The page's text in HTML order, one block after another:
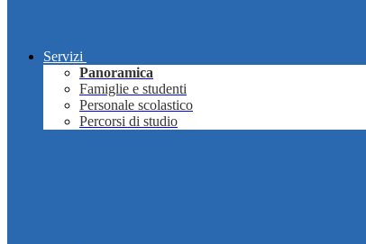
Servizi
Panoramica
Famiglie e studenti
Personale scolastico
Percorsi di studio